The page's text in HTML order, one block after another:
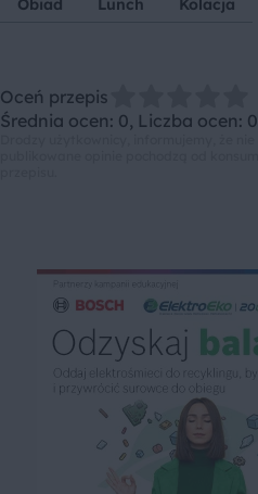
Oceń przepis
Średnia ocen: 0, Liczba ocen: 0